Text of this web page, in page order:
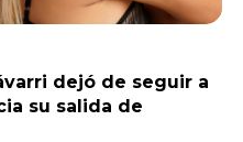
dejó de seguir a
su salida de